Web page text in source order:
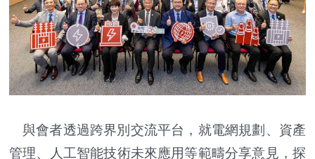
與會者透過跨界別交流平台，就電網規劃、資產
管理、人工智能技術未來應用等範疇分享意見，探